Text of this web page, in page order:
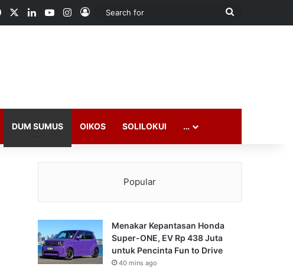
FacebookLinkedInYouTubeInstagram
Log In
Search
DUM SUMUS OIKOS SOLILOKUI …
Popular
Menakar Kepantasan Honda
Super-ONE, EV Rp 438 Juta
untuk Pencinta Fun to Drive
40 mins ago